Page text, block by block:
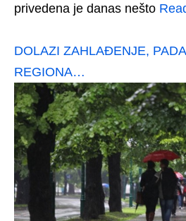
privedena je danas nešto
DOLAZI ZAHLAĐENJE,
REGIONA…